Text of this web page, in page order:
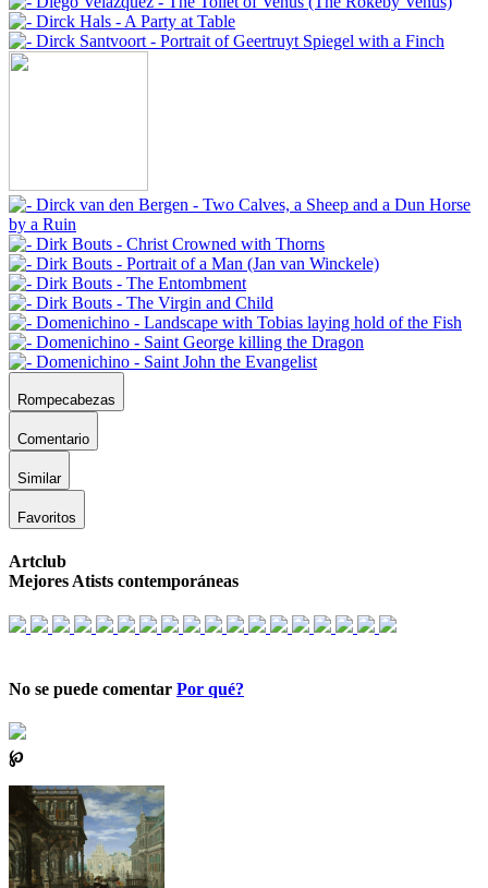
Rompecabezas
Comentario
Similar
Favoritos
Artclub
Mejores Atists contemporáneas
No se puede comentar Por qué?
℘